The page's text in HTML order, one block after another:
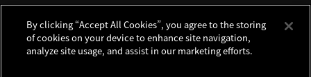
By clicking “Accept All Cookies”, you agree to the storing
of cookies on your device to enhance site navigation,
analyze site usage, and assist in our marketing efforts.